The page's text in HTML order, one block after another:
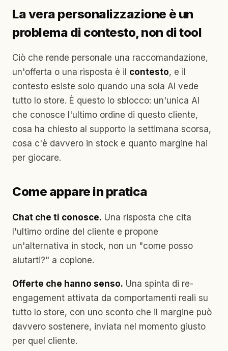
La vera personalizzazione è un
problema di contesto, non di tool
Ciò che rende personale una raccomandazione,
un'offerta o una risposta è il contesto, e il
contesto esiste solo quando una sola AI vede
tutto lo store. È questo lo sblocco: un'unica AI
che conosce l'ultimo ordine di questo cliente,
cosa ha chiesto al supporto la settimana scorsa,
cosa c'è davvero in stock e quanto margine hai
per giocare.
Come appare in pratica
Chat che ti conosce. Una risposta che cita
l'ultimo ordine del cliente e propone
un'alternativa in stock, non un "come posso
aiutarti?" a copione.
Offerte che hanno senso. Una spinta di re-
engagement attivata da comportamenti reali su
tutto lo store, con uno sconto che il margine può
davvero sostenere, inviata nel momento giusto
per quel cliente.